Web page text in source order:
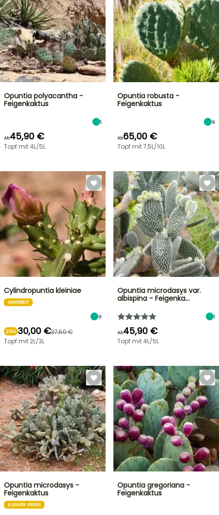
Opuntia polyacantha -
Feigenkaktus
1
Ab45,90 €
Topf mit 4L/5L
Opuntia robusta -
Feigenkaktus
9
Ab65,00 €
Topf mit 7,5L/10L
Cylindropuntia kleiniae
ANGEBOT
9
20% 30,00 €37,50 €
Topf mit 2L/3L
Opuntia microdasys var.
albispina - Feigenka…
1
Ab45,90 €
Topf mit 4L/5L
Opuntia microdasys -
Feigenkaktus
KLEINER PREIS
Opuntia gregoriana -
Feigenkaktus